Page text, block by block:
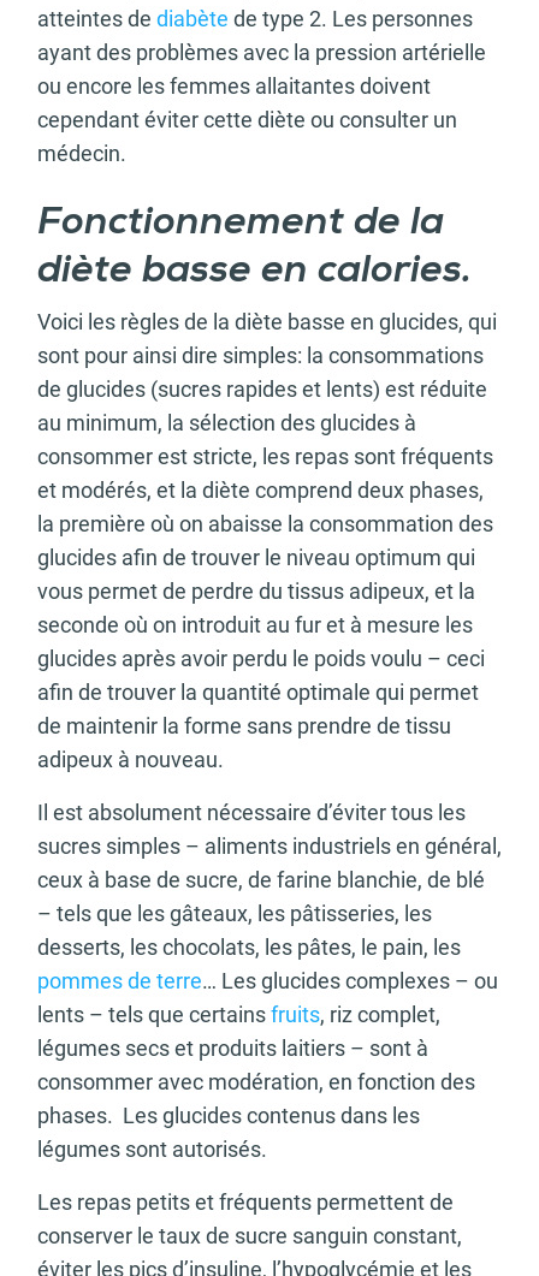
atteintes de diabète de type 2. Les personnes
ayant des problèmes avec la pression artérielle
ou encore les femmes allaitantes doivent
cependant éviter cette diète ou consulter un
médecin.
Fonctionnement de la
diète basse en calories.
Voici les règles de la diète basse en glucides, qui
sont pour ainsi dire simples: la consommations
de glucides (sucres rapides et lents) est réduite
au minimum, la sélection des glucides à
consommer est stricte, les repas sont fréquents
et modérés, et la diète comprend deux phases,
la première où on abaisse la consommation des
glucides afin de trouver le niveau optimum qui
vous permet de perdre du tissus adipeux, et la
seconde où on introduit au fur et à mesure les
glucides après avoir perdu le poids voulu – ceci
afin de trouver la quantité optimale qui permet
de maintenir la forme sans prendre de tissu
adipeux à nouveau.
Il est absolument nécessaire d’éviter tous les
sucres simples – aliments industriels en général,
ceux à base de sucre, de farine blanchie, de blé
– tels que les gâteaux, les pâtisseries, les
desserts, les chocolats, les pâtes, le pain, les
pommes de terre… Les glucides complexes – ou
lents – tels que certainsfruits, riz complet,
légumes secs et produits laitiers – sont à
consommer avec modération, en fonction des
phases. Les glucides contenus dans les
légumes sont autorisés.
Les repas petits et fréquents permettent de
conserver le taux de sucre sanguin constant,
éviter les pics d’insuline, l’hypoglycémie et les